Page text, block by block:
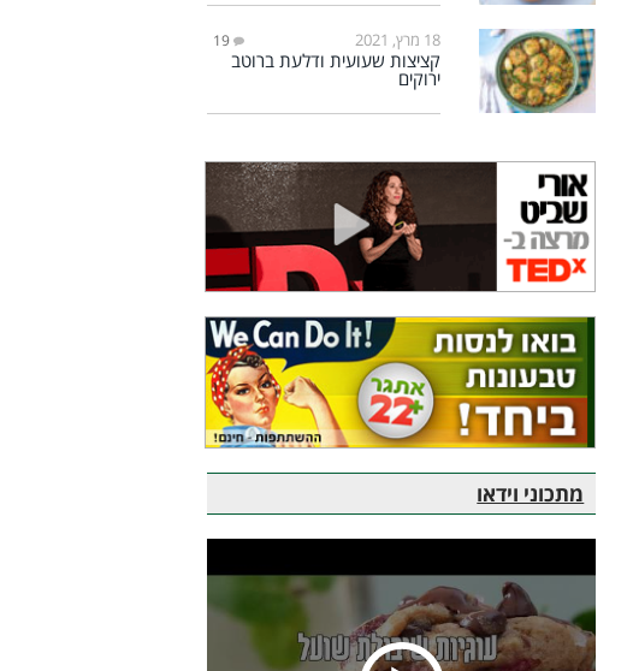
18 מרץ, 2021 19
קציצות שעועית ודלעת ברוטב
ירוקים
מתכוני וידאו